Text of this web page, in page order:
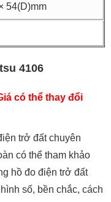
54(D)mm
4106
có thể thay đổi
trở đất chuyên
có thể tham khảo
hồ đo điện trở đất
số, bền chắc, cách